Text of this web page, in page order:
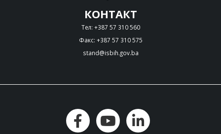
КОНТАКТ
Тел: +387 57 310 560
Факс: +387 57 310 575
stand@isbih.gov.ba